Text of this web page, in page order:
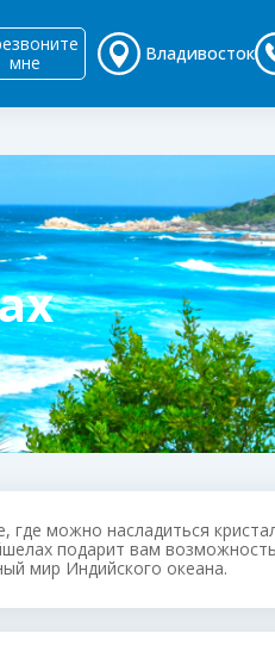
мне
Владивосток
можно насладиться
подарит вам возможность
мир Индийского океана.